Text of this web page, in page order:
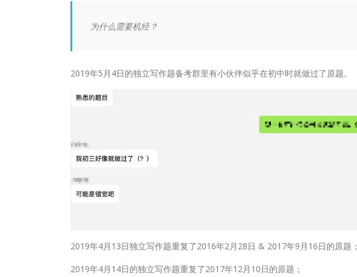
为什么需要机经？
2019年5月4日的独立写作题备考群里有小伙伴似乎在初中时就做过了原题。
2019年4月13日独立写作题重复了2016年2月28日 & 2017年9月16日的原题；
2019年4月14日的独立写作题重复了2017年12月10日的原题；